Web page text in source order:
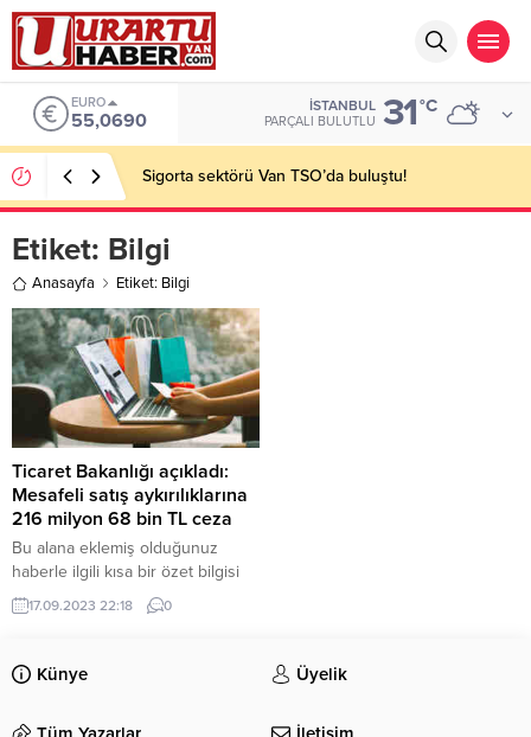
EURO
55,0690
İSTANBUL
PARÇALI BULUTLU 31°C
Sigorta sektörü Van TSO’da buluştu!
Etiket: Bilgi
Anasayfa Etiket: Bilgi
Ticaret Bakanlığı açıkladı:
Mesafeli satış aykırılıklarına
216 milyon 68 bin TL ceza
Bu alana eklemiş olduğunuz
haberle ilgili kısa bir özet bilgisi
ekleyebilirsiniz. Bu metin yazı
düzenleme sayfasında “Özet”
eklenmişse başlık altında kalın
olarak bu şekilde gösterilir,
17.09.2023 22:18 0
Künye Üyelik